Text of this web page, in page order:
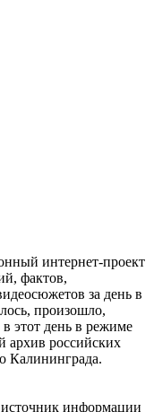
интернет-проект
фактов,
за день в
произошло,
этот день в режиме
архив российских
Калининграда.
информации